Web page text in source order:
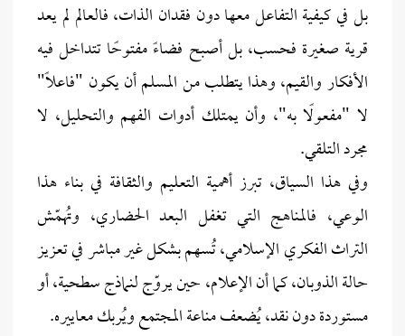
بل في كيفية التفاعل معها دون فقدان الذات، فالعالم لم يعد
قرية صغيرة فحسب، بل أصبح فضاءً مفتوحًا تتداخل فيه
الأفكار والقيم، وهذا يتطلب من المسلم أن يكون "فاعلًا"
لا "مفعولًا به"، وأن يمتلك أدوات الفهم والتحليل، لا
مجرد التلقي.
وفي هذا السياق، تبرز أهمية التعليم والثقافة في بناء هذا
الوعي، فالمناهج التي تغفل البعد الحضاري، وتُهمّش
التراث الفكري الإسلامي، تُسهم بشكل غير مباشر في تعزيز
حالة الذوبان، كما أن الإعلام، حين يروّج لنماذج سطحية، أو
مستوردة دون نقد، يُضعف مناعة المجتمع ويُربك معاييره.